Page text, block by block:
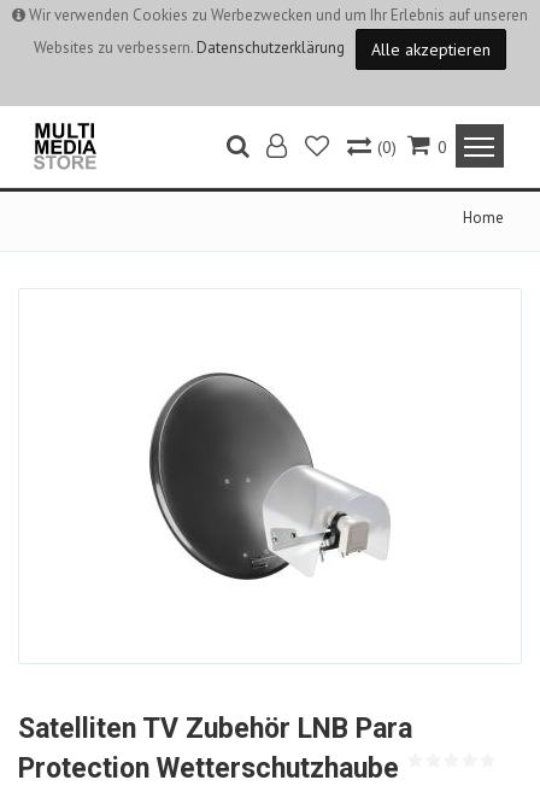
Wir verwenden Cookies zu Werbezwecken und um Ihr Erlebnis auf unseren
Websites zu verbessern. Datenschutzerklärung Alle akzeptieren
0
(0)
Home
Satelliten TV Zubehör LNB Para
Protection Wetterschutzhaube